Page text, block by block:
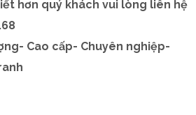
hơn quý khách vui lòng liên hệ
Cao cấp- Chuyên nghiệp-